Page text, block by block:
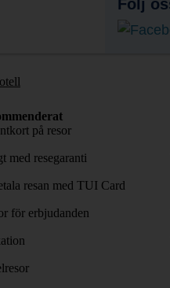
Följ
på resor
med resegaranti
resan med TUI Card
för erbjudanden